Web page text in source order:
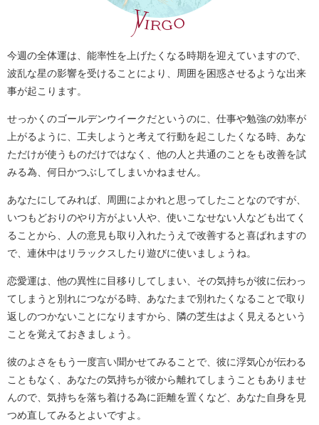
今週の全体運は、能率性を上げたくなる時期を迎えていますので、
波乱な星の影響を受けることにより、周囲を困惑させるような出来
事が起こります。
せっかくのゴールデンウイークだというのに、仕事や勉強の効率が
上がるように、工夫しようと考えて行動を起こしたくなる時、あな
ただけが使うものだけではなく、他の人と共通のことをも改善を試
みる為、何日かつぶしてしまいかねません。
あなたにしてみれば、周囲によかれと思ってしたことなのですが、
いつもどおりのやり方がよい人や、使いこなせない人なども出てく
ることから、人の意見も取り入れたうえで改善すると喜ばれますの
で、連休中はリラックスしたり遊びに使いましょうね。
恋愛運は、他の異性に目移りしてしまい、その気持ちが彼に伝わっ
てしまうと別れにつながる時、あなたまで別れたくなることで取り
返しのつかないことになりますから、隣の芝生はよく見えるという
ことを覚えておきましょう。
彼のよさをもう一度言い聞かせてみることで、彼に浮気心が伝わる
こともなく、あなたの気持ちが彼から離れてしまうこともありませ
んので、気持ちを落ち着ける為に距離を置くなど、あなた自身を見
つめ直してみるとよいですよ。